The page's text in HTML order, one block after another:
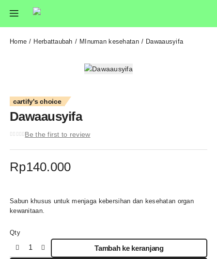
Home Herbattaubah MInuman kesehatan Dawaausyifa
cartify's choice
Dawaausyifa
Be the first to review
Rp140.000
Sabun khusus untuk menjaga kebersihan dan kesehatan organ
kewanitaan.
Qty
Tambah ke keranjang